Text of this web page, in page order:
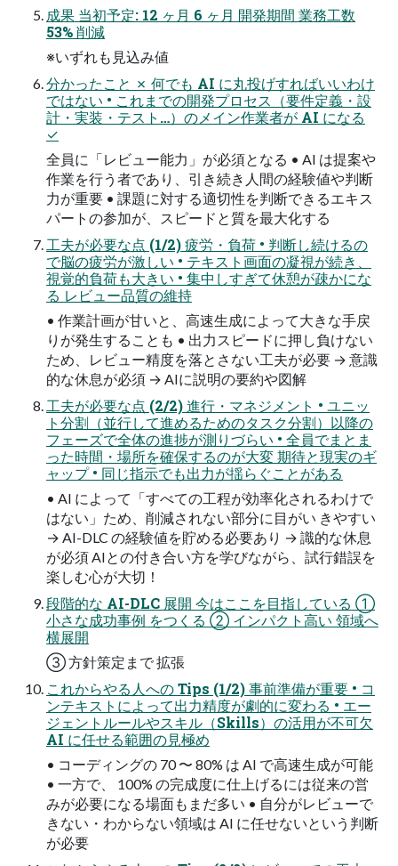
成果 当初予定: 12 ヶ月 6 ヶ月 開発期間 業務工数
53% 削減
※いずれも見込み値
分かったこと ✗ 何でも AI に丸投げすればいいわけ
ではない • これまでの開発プロセス（要件定義・設
計・実装・テスト…）のメイン作業者が AI になる
✓
全員に「レビュー能力」が必須となる • AI は提案や
作業を行う者であり、引き続き人間の経験値や判断
力が重要 • 課題に対する適切性を判断できるエキス
パートの参加が、スピードと質を最大化する
工夫が必要な点 (1/2) 疲労・負荷 • 判断し続けるの
で脳の疲労が激しい • テキスト画面の凝視が続き、
視覚的負荷も大きい • 集中しすぎて休憩が疎かにな
る レビュー品質の維持
• 作業計画が甘いと、高速生成によって大きな手戻
りが発生することも • 出力スピードに押し負けない
ため、レビュー精度を落とさない工夫が必要 → 意識
的な休息が必須 → AIに説明の要約や図解
工夫が必要な点 (2/2) 進行・マネジメント • ユニッ
ト分割（並行して進めるためのタスク分割）以降の
フェーズで全体の進捗が測りづらい • 全員でまとま
った時間・場所を確保するのが大変 期待と現実のギ
ャップ • 同じ指示でも出力が揺らぐことがある
• AI によって「すべての工程が効率化されるわけで
はない」ため、削減されない部分に目がい きやすい
→ AI-DLC の経験値を貯める必要あり → 識的な休息
が必須 AIとの付き合い方を学びながら、試行錯誤を
楽しむ心が大切！
段階的な AI-DLC 展開 今はここを目指している ①
小さな成功事例 をつくる ② インパクト高い 領域へ
横展開
③ 方針策定まで 拡張
これからやる人への Tips (1/2) 事前準備が重要 • コ
ンテキストによって出力精度が劇的に変わる • エー
ジェントルールやスキル（Skills）の活用が不可欠
AI に任せる範囲の見極め
• コーディングの 70 〜 80% は AI で高速生成が可能
• 一方で、 100% の完成度に仕上げるには従来の営
みが必要になる場面もまだ多い • 自分がレビューで
きない・わからない領域は AI に任せないという判断
が必要